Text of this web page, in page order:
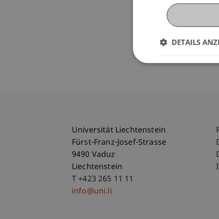
Universität Liechtenstein
Fürst-Franz-Josef-Strasse
9490 Vaduz
Liechtenstein
T +423 265 11 11
info@uni.li
DETAILS